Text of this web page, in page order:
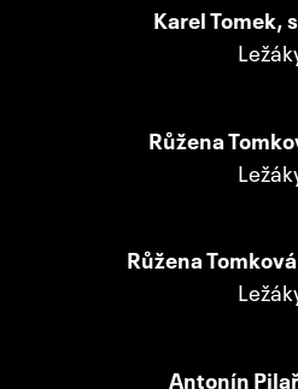
Karel Tomek,
Růžena
Růžena
Antonín Pilař